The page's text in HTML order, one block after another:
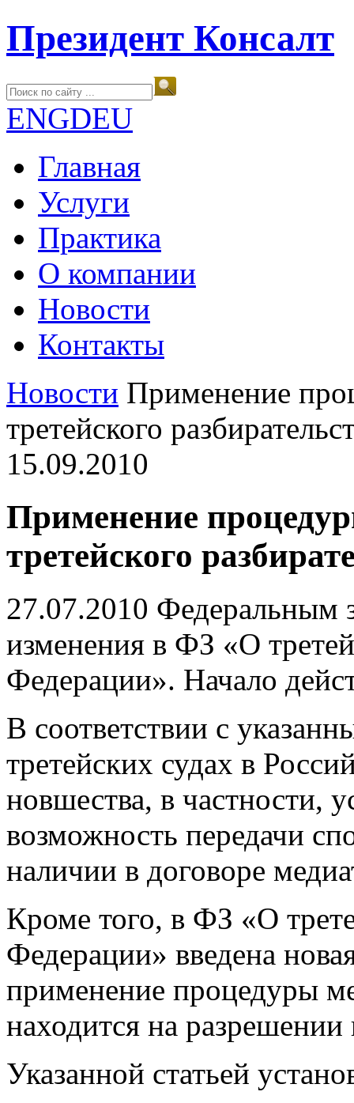
Президент Консалт
ENGDEU
Главная
Услуги
Практика
О компании
Новости
Контакты
Новости Применение
третейского
15.09.2010
Применение
третейского
27.07.2010
изменения в ФЗ «О
Федерации». Начало
В соответствии с
третейских судах в
новшества, в частности,
возможность передачи
наличии в договоре
Кроме того, в ФЗ «О
Федерации» введена
применение процедуры
находится на разрешении
Указанной статьей